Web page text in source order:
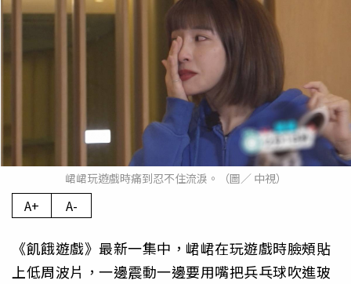
峮峮玩遊戲時痛到忍不住流淚。（圖／ 中視）
A+ A-
《飢餓遊戲》最新一集中，峮峮在玩遊戲時臉頰貼
上低周波片，一邊震動一邊要用嘴把兵乓球吹進玻